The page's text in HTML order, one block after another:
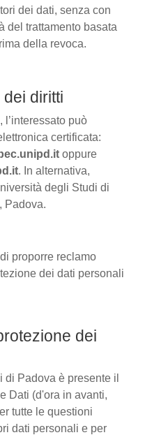
dei dati, senza con
del trattamento basata
della revoca.
diritti
l’interessato può
certificata:
oppure
. In alternativa,
degli Studi di
Padova.
proporre reclamo
dei dati personali
dei
di Padova è presente il
Dati (d'ora in avanti,
tutte le questioni
dati personali e per